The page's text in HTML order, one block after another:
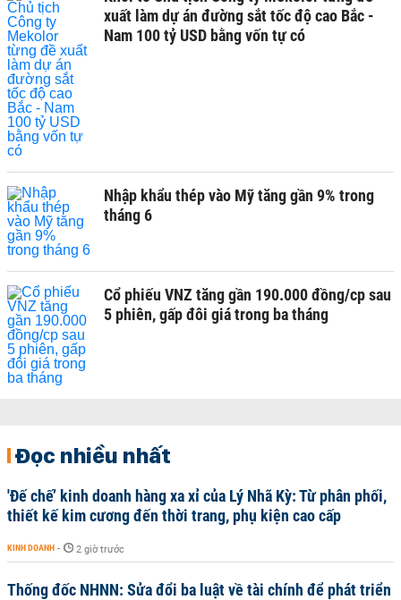
xuất làm dự án đường sắt tốc độ cao Bắc -
Nam 100 tỷ USD bằng vốn tự có
Nhập khẩu thép vào Mỹ tăng gần 9% trong
tháng 6
Cổ phiếu VNZ tăng gần 190.000 đồng/cp sau
5 phiên, gấp đôi giá trong ba tháng
Đọc nhiều nhất
'Đế chế’ kinh doanh hàng xa xỉ của Lý Nhã Kỳ: Từ phân phối,
thiết kế kim cương đến thời trang, phụ kiện cao cấp
KINH DOANH - 2 giờ trước
Thống đốc NHNN: Sửa đổi ba luật về tài chính để phát triển